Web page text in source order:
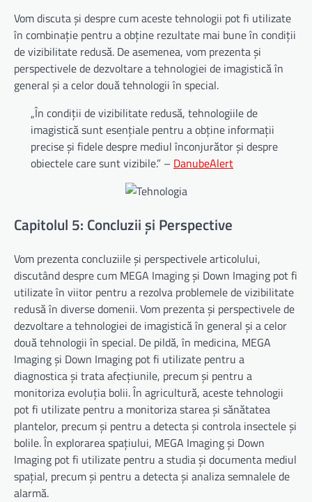
Vom discuta și despre cum aceste tehnologii pot fi utilizate
în combinație pentru a obține rezultate mai bune în condiții
de vizibilitate redusă. De asemenea, vom prezenta și
perspectivele de dezvoltare a tehnologiei de imagistică în
general și a celor două tehnologii în special.
„În condiții de vizibilitate redusă, tehnologiile de
imagistică sunt esențiale pentru a obține informații
precise și fidele despre mediul înconjurător și despre
obiectele care sunt vizibile.” – DanubeAlert
Capitolul 5: Concluzii și Perspective
Vom prezenta concluziile și perspectivele articolului,
discutând despre cum MEGA Imaging și Down Imaging pot fi
utilizate în viitor pentru a rezolva problemele de vizibilitate
redusă în diverse domenii. Vom prezenta și perspectivele de
dezvoltare a tehnologiei de imagistică în general și a celor
două tehnologii în special. De pildă, în medicina, MEGA
Imaging și Down Imaging pot fi utilizate pentru a
diagnostica și trata afecțiunile, precum și pentru a
monitoriza evoluția bolii. În agricultură, aceste tehnologii
pot fi utilizate pentru a monitoriza starea și sănătatea
plantelor, precum și pentru a detecta și controla insectele și
bolile. În explorarea spațiului, MEGA Imaging și Down
Imaging pot fi utilizate pentru a studia și documenta mediul
spațial, precum și pentru a detecta și analiza semnalele de
alarmă.